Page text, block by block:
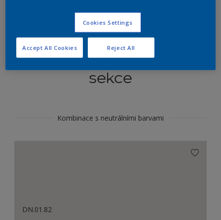
Koordinovat barevné
sekce
Kombinace s neutrálními barvami
DN.01.82
Cookies Settings
Reject All
Accept All Cookies